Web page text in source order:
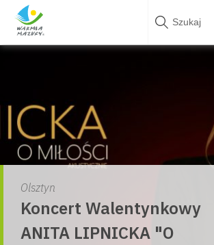
Skip
Olsztyn
Koncert Walentynkowy
ANITA LIPNICKA "O